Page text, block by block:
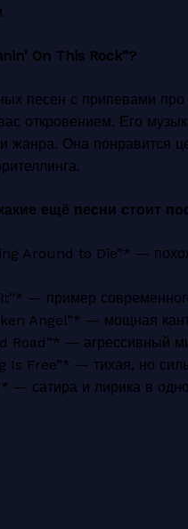
On This Rock”?
песен с припевами
откровением. Его
жанра. Она понравится
ещё песни стоит
Around to Die”* —
— пример
Angel”* — мощная
— агрессивный
Free”* — тихая, но
— сатира и лирика в